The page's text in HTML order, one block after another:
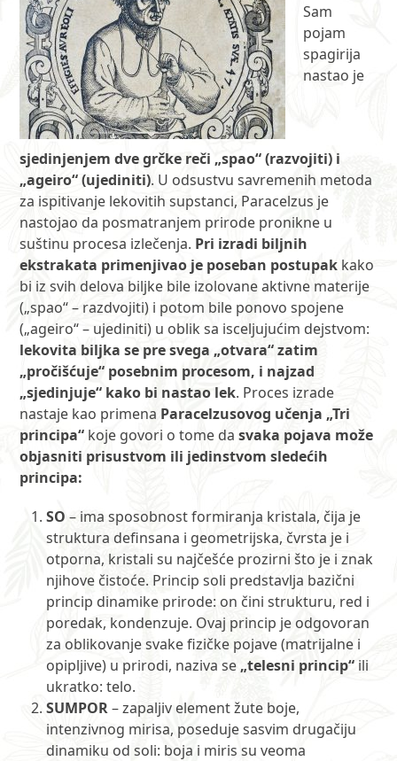
Sam
pojam
spagirija
nastao je
sjedinjenjem dve grčke reči „spao“ (razvojiti) i
„ageiro“ (ujediniti). U odsustvu savremenih metoda
za ispitivanje lekovitih supstanci, Paracelzus je
nastojao da posmatranjem prirode pronikne u
suštinu procesa izlečenja. Pri izradi biljnih
ekstrakata primenjivao je poseban postupak kako
bi iz svih delova biljke bile izolovane aktivne materije
(„spao“ – razdvojiti) i potom bile ponovo spojene
(„ageiro“ – ujediniti) u oblik sa isceljujućim dejstvom:
lekovita biljka se pre svega „otvara“ zatim
„pročišćuje“ posebnim procesom, i najzad
„sjedinjuje“ kako bi nastao lek. Proces izrade
nastaje kao primena Paracelzusovog učenja „Tri
principa“ koje govori o tome dasvaka pojava može
objasniti prisustvom ili jedinstvom sledećih
principa:
SO – ima sposobnost formiranja kristala, čija je
struktura definsana i geometrijska, čvrsta je i
otporna, kristali su najčešće prozirni što je i znak
njihove čistoće. Princip soli predstavlja bazični
princip dinamike prirode: on čini strukturu, red i
poredak, kondenzuje. Ovaj princip je odgovoran
za oblikovanje svake fizičke pojave (matrijalne i
opipljive) u prirodi, naziva se „telesni princip“ ili
ukratko: telo.
SUMPOR– zapaljiv element žute boje,
intenzivnog mirisa, poseduje sasvim drugačiju
dinamiku od soli: boja i miris su veoma